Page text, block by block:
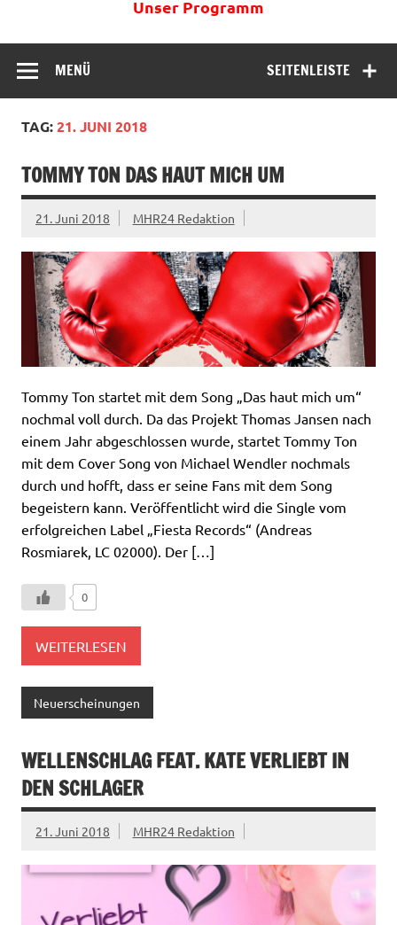
Unser Programm
SEITENLEISTE
MENÜ
TAG:21. JUNI 2018
TOMMY TON DAS HAUT MICH UM
21. Juni 2018 MHR24 Redaktion
Tommy Ton startet mit dem Song „Das haut mich um“
nochmal voll durch. Da das Projekt Thomas Jansen nach
einem Jahr abgeschlossen wurde, startet Tommy Ton
mit dem Cover Song von Michael Wendler nochmals
durch und hofft, dass er seine Fans mit dem Song
begeistern kann. Veröffentlicht wird die Single vom
erfolgreichen Label „Fiesta Records“ (Andreas
Rosmiarek, LC 02000). Der […]
0
WEITERLESEN
Neuerscheinungen
WELLENSCHLAG FEAT. KATE VERLIEBT IN
DEN SCHLAGER
21. Juni 2018 MHR24 Redaktion